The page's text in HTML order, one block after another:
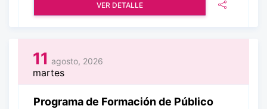
VER DETALLE
11 agosto, 2026
martes
Programa de Formación de Público